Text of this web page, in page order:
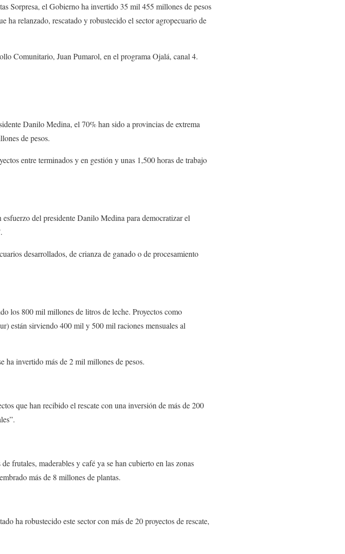
Sorpresa, el Gobierno ha invertido 35 mil 455 millones de pesos
ha relanzado, rescatado y robustecido el sector agropecuario de
Comunitario, Juan Pumarol, en el programa Ojalá, canal 4.
Danilo Medina, el 70% han sido a provincias de extrema
de pesos.
entre terminados y en gestión y unas 1,500 horas de trabajo
del presidente Danilo Medina para democratizar el
desarrollados, de crianza de ganado o de procesamiento
los 800 mil millones de litros de leche. Proyectos como
están sirviendo 400 mil y 500 mil raciones mensuales al
ha invertido más de 2 mil millones de pesos.
que han recibido el rescate con una inversión de más de 200
frutales, maderables y café ya se han cubierto en las zonas
más de 8 millones de plantas.
ha robustecido este sector con más de 20 proyectos de rescate,